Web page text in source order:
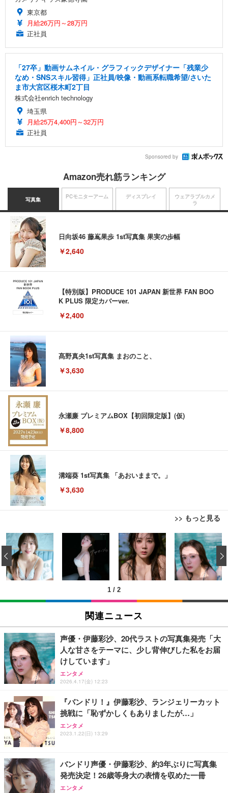
東京都
月給26万円～28万円
正社員
「27卒」動画サムネイル・グラフィックデザイナー「残業少
なめ・SNSスキル習得」正社員/映像・動画系転職希望/さいた
ま市大宮区桜木町2丁目
株式会社enrich technology
埼玉県
月給25万4,400円～32万円
正社員
Sponsored by
Amazon売れ筋ランキング
写真集
日向坂46 藤嶌果歩 1st写真集 果実の歩幅
￥2,640
【特別版】PRODUCE 101 JAPAN 新世界 FAN BOO
K PLUS 限定カバーver.
￥2,400
髙野真央1st写真集 まおのこと、
￥3,630
永瀬廉 プレミアムBOX【初回限定版】(仮)
￥8,800
溝端葵 1st写真集 「あおいままで。」
￥3,630
>> もっと見る
PCモニターアーム
エレコム モニターアーム シングルアーム 17~32イン
チ対応 耐荷重:9kg ガス式 VESA規格対応 ブラック
DPA-SS02BK
￥3,770
エレコム モニターアーム ワイドモニター対応 17~49
ケット付属 関節5軸 DPA-SS11BK
￥8,260
エレコム モニターアーム ディスプレイアーム シン
グル ロング 17~32インチ対応 耐荷重9kg VESA規格
対応 ブラック DPAWSN01BK
エレコム VESAマウントアダプターブラケット モニ
ター用 VESA規格対応 DPAＷQB01BK
エレコム モニターアーム 17~49インチ対応 耐荷重2
0kg ガススプリング式 VESA ロングアーム ワイドモ
ディスプレイ
EIZO ビジネス向けプレミアムモニター | FlexScan
EV3240X-WT | 31.5型4K UHD・USB Type-C・ホワ
￥105,595
EIZO ビジネス向けプレミアムモニター | FlexScan
￥109,572
【純正品】27"ゲーミングモニター DualSense 充電
フック付き（CFI-ZDM1J）
￥49,979
【整備済み品】Dell E2724HS 27インチ 液晶モニタ
ー フルHD（1920×1080）VA 非光沢 HDMI/DisplayP
ort/VGA スピーカー内蔵 高さ調整 スイベル VESA対
【MiniLED/24.5inch/280Hz/FHD】GRAPHT THE S
HOOTER Gaming Monitor 24” Essential ゲーミン
ウェアラブルカメ
ラ
AOUTNアクションカメラ メガネカメラ 2 7K Wi Fi
対応 一人称視点撮影 ブラック 眼鏡装着型 液晶画面
付き サイクリング用 | 広角レンズ搭載 軽量設計 簡
単装着 長時間記録対応 液晶画面搭載 広角撮影対応
軽量ボディ設計 録音機能対応 着脱しやすい構造 旅
￥8,999
1080P ポータブルウェアラブルカメラ旅行用軽量ビ
デオレコーダー軽量トラベルカメラ
￥3,255
XXA4Kアクションカメラ ウェアラブルカメラ Vlog
ビデオカメラ ボディカメラ 1.9インチモニター 32G
Bカード付き 180度回転レンズ 2000mAhバッテリー
循環録画 夜間録画 連写 タイマー撮影 軽量 Vlog 旅
タンド付き 日本語取扱説明書 (ピンク)
スパイカメラ探知機ファインダー、 家庭用および保
護用、 操作およびスキャンデバイス付き車用隠しカ
メラファインダー
Vlog アクションカメラ、回転レンズ付き、フロント
スクリーン、Type-C 充電、毎日の Vlog 用 1080P
1 / 2
‹
関連ニュース
声優・伊藤彩沙、20代ラストの写真集発売「大
人な甘さをテーマに、少し背伸びした私をお届
けしています」
エンタメ
2026.4.17(金) 12:23
『バンドリ！』伊藤彩沙、ランジェリーカット
挑戦に「恥ずかしくもありましたが…」
エンタメ
2023.1.22(日) 13:29
バンドリ声優・伊藤彩沙、約3年ぶりに写真集
発売決定！26歳等身大の表情を収めた一冊
エンタメ